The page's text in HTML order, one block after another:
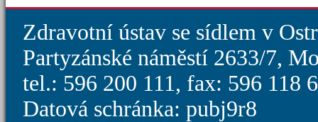
Zdravotní ústav se sídlem v
Partyzánské náměstí 2633/7,
tel.: 596 200 111, fax: 596 118
Datová schránka: pubj9r8